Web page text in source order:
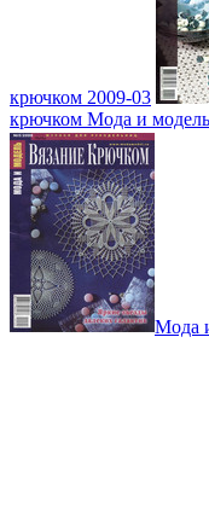
крючком 2009-03
крючком Мода и
Мода